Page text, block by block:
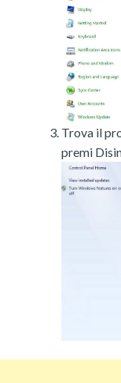
Trova il
premi